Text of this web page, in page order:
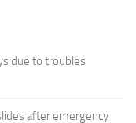
due to troubles
after emergency